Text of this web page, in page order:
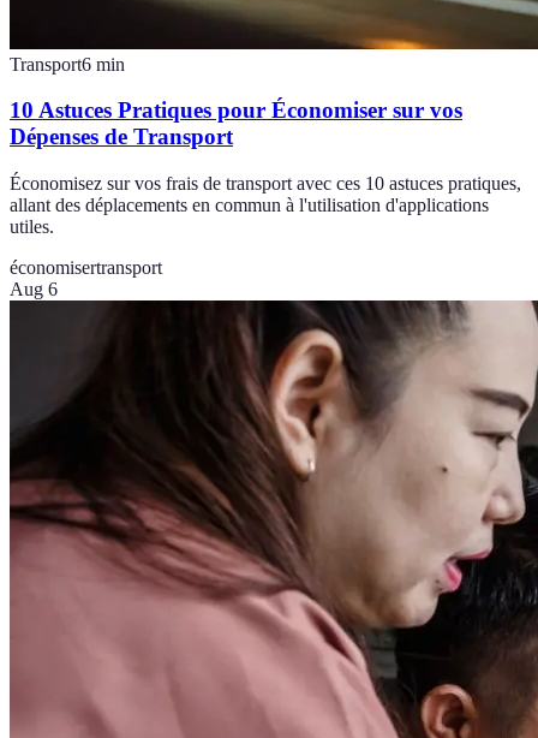
Transport6 min
10 Astuces Pratiques pour Économiser sur vos
Dépenses de Transport
Économisez sur vos frais de transport avec ces 10 astuces pratiques,
allant des déplacements en commun à l'utilisation d'applications
utiles.
économisertransport
Aug 6